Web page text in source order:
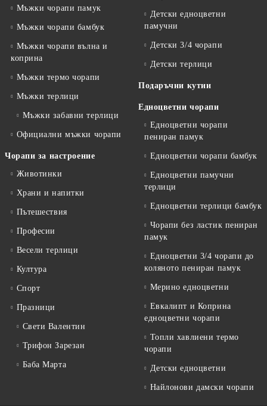
Мъжки чорапи памук
Мъжки чорапи бамбук
Мъжки чорапи вълна и
коприна
Мъжки термо чорапи
Мъжки терлици
Мъжки забавни терлици
Официални мъжки чорапи
Чорапи за настроение
Животинки
Храни и напитки
Пътешествия
Професии
Весели терлици
Култура
Спорт
Празници
Свети Валентин
Трифон Зарезан
Баба Марта
Детски едноцветни
памучни
Детски 3/4 чорапи
Детски терлици
Подаръчни кутии
Едноцветни чорапи
Едноцветни чорапи
пениран памук
Едноцветни чорапи бамбук
Едноцветни памучни
терлици
Едноцветни терлици бамбук
Чорапи без ластик пениран
памук
Едноцветни 3/4 чорапи до
коляното пениран памук
Мерино едноцветни
Евкалипт и Коприна
едноцветни чорапи
Топли хавлиени термо
чорапи
Детски едноцветни
Найлонови дамски чорапи